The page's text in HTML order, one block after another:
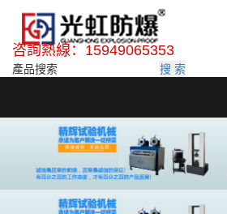
咨詢熱線：15949065353
搜 索